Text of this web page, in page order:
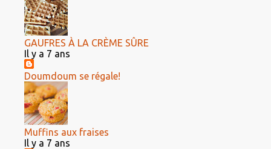
GAUFRES À LA CRÈME SÛRE
Il y a 7 ans
Doumdoum se régale!
Muffins aux fraises
Il y a 7 ans